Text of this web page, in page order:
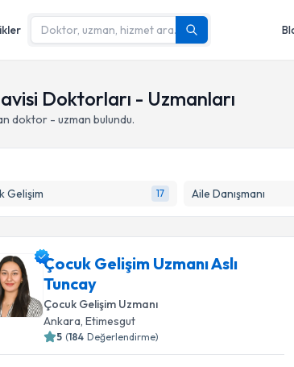
Doktorları - Uzmanları
doktor - uzman bulundu.
Gelişim 17 Aile Danışmanı
Çocuk Gelişim Uzmanı Aslı
Tuncay
Çocuk Gelişim Uzmanı
Ankara,Etimesgut
5 (184 Değerlendirme)